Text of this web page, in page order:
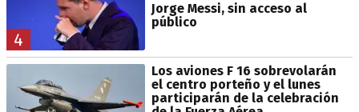
4
Jorge Messi, sin acceso al
público
Los aviones F 16 sobrevolarán
el centro porteño y el lunes
participarán de la celebración